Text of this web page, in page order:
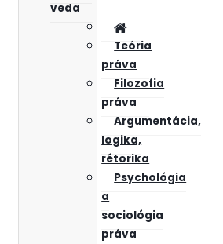
veda
Teória
práva
Filozofia
práva
Argumentácia,
logika,
rétorika
Psychológia
a
sociológia
práva